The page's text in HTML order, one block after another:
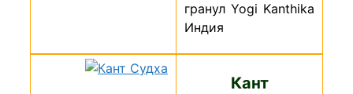
гранул Yogi Kanthika
Индия
Кант